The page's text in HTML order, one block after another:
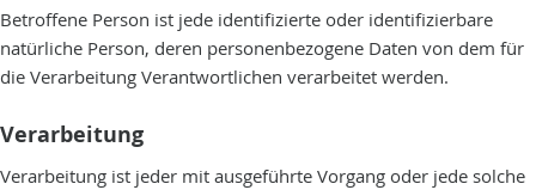
Betroffene Person ist jede identifizierte oder identifizierbare
natürliche Person, deren personenbezogene Daten von dem für
die Verarbeitung Verantwortlichen verarbeitet werden.
Verarbeitung
Verarbeitung ist jeder mit ausgeführte Vorgang oder jede solche